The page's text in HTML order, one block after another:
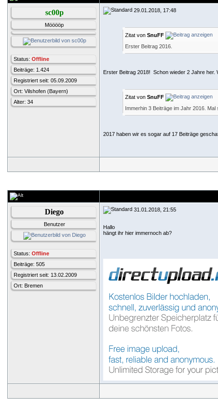
sc00p
Mööööp
Status: Offline
Beiträge: 1.424
Registriert seit: 05.09.2009
Ort: Vilshofen (Bayern)
Alter: 34
29.01.2018, 17:48
Zitat von SnuFF
Erster Beitrag 2016.
Erster Beitrag 2018! Schon wieder 2 Jahre her.
Zitat von SnuFF
Immerhin 3 Beiträge im Jahr 2016.
2017 haben wir es sogar auf 17 Beiträge
Diego
Benutzer
Status: Offline
Beiträge: 505
Registriert seit: 13.02.2009
Ort: Bremen
31.01.2018, 21:55
Hallo
hängt ihr hier immernoch ab?